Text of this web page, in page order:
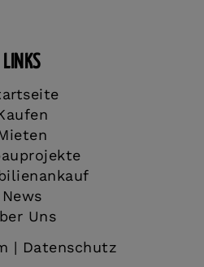
LINKS
News
Uns
| Datenschutz